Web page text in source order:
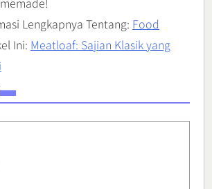
Lengkapnya Tentang: Food
Ini: Meatloaf: Sajian Klasik yang